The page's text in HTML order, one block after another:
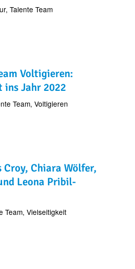
, Talente Team
Voltigieren:
Jahr 2022
Team, Voltigieren
Chiara Wölfer,
Leona Pribil-
Team, Vielseitigkeit